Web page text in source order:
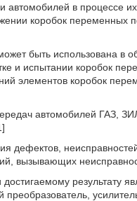
в процессе их
коробок переменных
быть использована в
и испытании коробок
элементов коробок
автомобилей ГАЗ,
дефектов,
вызывающих
результату